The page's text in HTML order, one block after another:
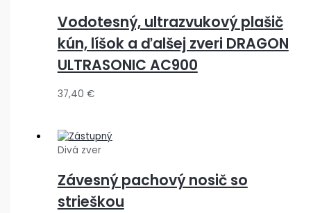
Vodotesný, ultrazvukový plašič
kún, líšok a ďalšej zveri DRAGON
ULTRASONIC AC900
37,40 €
Divá zver
Závesný pachový nosič so
strieškou